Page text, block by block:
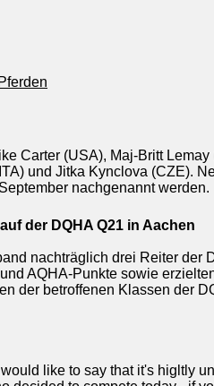
Carter (USA), Maj-Britt
und Jitka Kynclova (CZE).
nachgenannt werden.
der DQHA Q21 in Aachen
nachträglich drei Reiter der
AQHA-Punkte sowie
der betroffenen Klassen der
like to say that it's higltly